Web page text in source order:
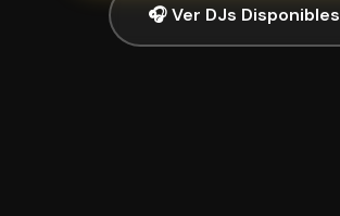
🎧 Ver DJs Disponibles